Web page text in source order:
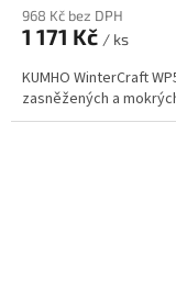
968 Kč bez DPH
1 171 Kč / ks
KUMHO WinterCraft
zasněžených a